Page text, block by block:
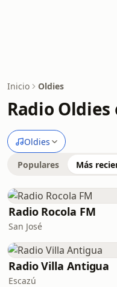
Inicio Oldies
Radio Oldies
Oldies
Populares Más
Radio Rocola FM
San José
Radio Villa Antigua
Escazú